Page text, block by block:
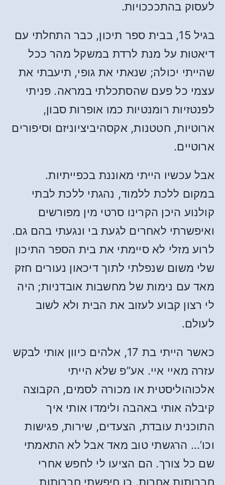
לעסוק בהתכככויות.
בגיל 15, בבית ספר תיכון, כבר התחלתי עם
דיאטות על מנת לרדת במשקל מהר ככל
שהייתי יכולה; שנאתי את גופי, תיעבתי את
עצמי כל פעם שהסתכלתי במראה. פניתי
לפנטזיות רומנטיות כמו אופרות סבון,
ארוטיות, חטטנות, אקסהיביציוניזם וסיפורים
ארוטיים.
אבל עכשיו הייתי מאוננת בכפייתיות.
במקום ללכת ללמוד, נהגתי ללכת לבתי
קולנוע היכן הקרינו סרטי מין מפורשים
ואיפשרתי לאחרים לגעת בי ונגעתי בהם גם.
לרוע מזלי לא סיימתי את בית הספר התיכון
שלי משום שנפלתי לתוך דיכאון נעורים חזק
מאד עם נימות של מחשבות אובדניות; היה
לי רצון קבוע לעזוב את הבית ולא לשוב
לעולם.
כאשר הייתי בת 17, אלהים כיוון אותי לבקש
עזרה מאיי איי. אע”פ שלא הייתי
אלכוהוליסטית או מכורה לסמים, הקבוצה
קיבלה אותי באהבה ולימדו אותי איך
התוכנית עובדת, הצעדים, שירות, פגישות
וכו’… הרגשתי טוב מאד אבל לא התאמתי
שם כל צורך. הם הציעו לי לחפש אחרי
חברותות אחרות. כן חיפשתי חברותות